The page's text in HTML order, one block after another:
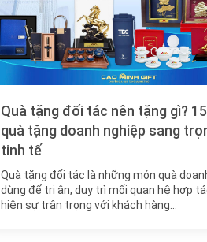
Quà tặng đối tác nên tặng gì?
quà tặng doanh nghiệp sang
tinh tế
Quà tặng đối tác là những món quà
dùng để tri ân, duy trì mối quan hệ hợp
hiện sự trân trọng với khách hàng…